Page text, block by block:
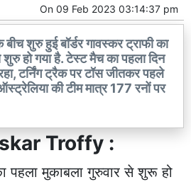
On 09 Feb 2023 03:14:37 pm
शुरु हुई बॉर्डर गावस्कर ट्राफी का
हो गया है. टेस्ट मैच का पहला दिन
टर्निंग ट्रैक पर टॉस जीतकर पहले
की टीम मात्र 177 रनों पर
Troffy :
पहला मुकाबला गुरुवार से शुरू हो